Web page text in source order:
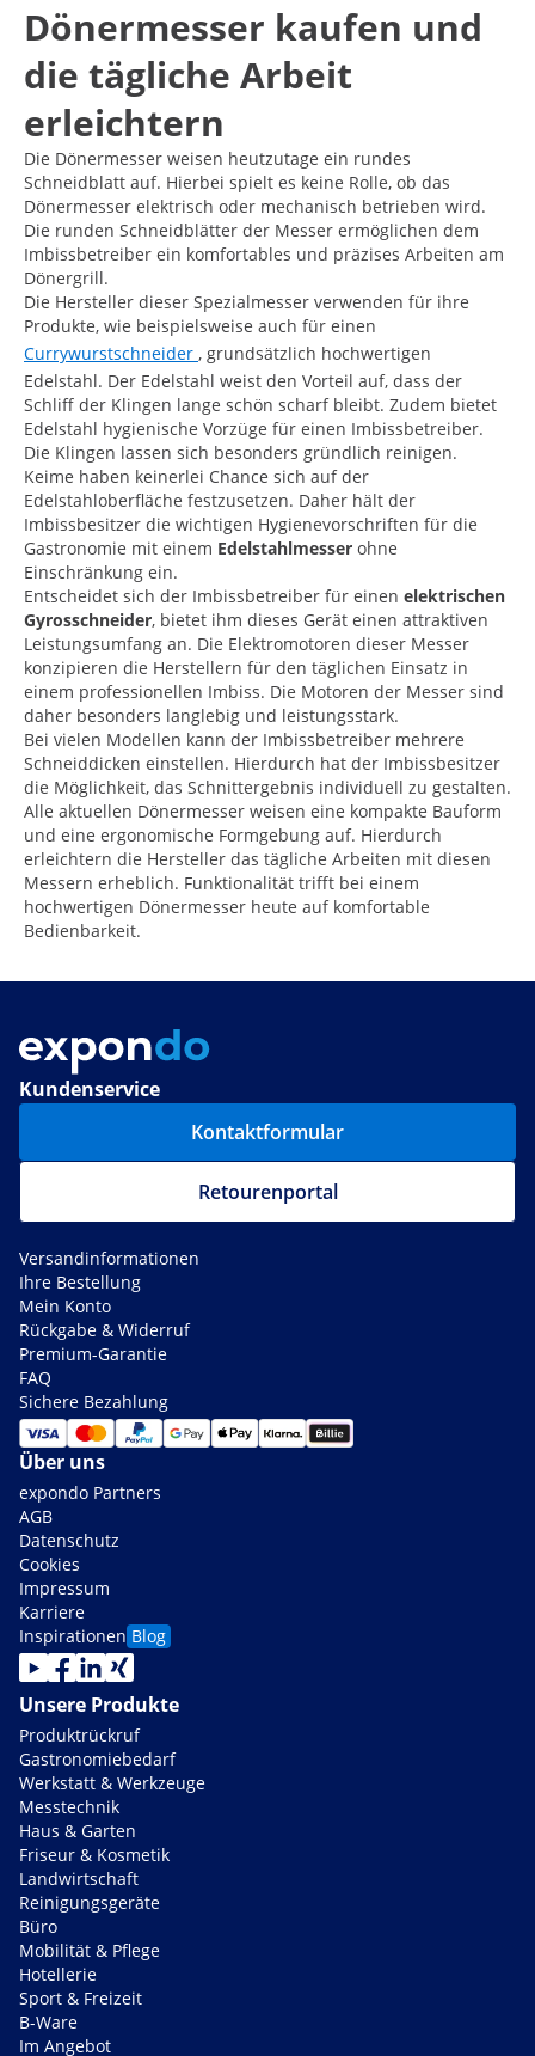
Dönermesser kaufen und
die tägliche Arbeit
erleichtern
Die Dönermesser weisen heutzutage ein rundes
Schneidblatt auf. Hierbei spielt es keine Rolle, ob das
Dönermesser elektrisch oder mechanisch betrieben wird.
Die runden Schneidblätter der Messer ermöglichen dem
Imbissbetreiber ein komfortables und präzises Arbeiten am
Dönergrill.
Die Hersteller dieser Spezialmesser verwenden für ihre
Produkte, wie beispielsweise auch für einen
Currywurstschneider , grundsätzlich hochwertigen
Edelstahl. Der Edelstahl weist den Vorteil auf, dass der
Schliff der Klingen lange schön scharf bleibt. Zudem bietet
Edelstahl hygienische Vorzüge für einen Imbissbetreiber.
Die Klingen lassen sich besonders gründlich reinigen.
Keime haben keinerlei Chance sich auf der
Edelstahloberfläche festzusetzen. Daher hält der
Imbissbesitzer die wichtigen Hygienevorschriften für die
Gastronomie mit einem Edelstahlmesser ohne
Einschränkung ein.
Entscheidet sich der Imbissbetreiber für einen elektrischen
Gyrosschneider, bietet ihm dieses Gerät einen attraktiven
Leistungsumfang an. Die Elektromotoren dieser Messer
konzipieren die Herstellern für den täglichen Einsatz in
einem professionellen Imbiss. Die Motoren der Messer sind
daher besonders langlebig und leistungsstark.
Bei vielen Modellen kann der Imbissbetreiber mehrere
Schneiddicken einstellen. Hierdurch hat der Imbissbesitzer
die Möglichkeit, das Schnittergebnis individuell zu gestalten.
Alle aktuellen Dönermesser weisen eine kompakte Bauform
und eine ergonomische Formgebung auf. Hierdurch
erleichtern die Hersteller das tägliche Arbeiten mit diesen
Messern erheblich. Funktionalität trifft bei einem
hochwertigen Dönermesser heute auf komfortable
Bedienbarkeit.
Kundenservice
Kontaktformular
Retourenportal
Versandinformationen
Ihre Bestellung
Mein Konto
Rückgabe & Widerruf
Premium-Garantie
FAQ
Sichere Bezahlung
Über uns
expondo Partners
AGB
Datenschutz
Cookies
Impressum
Karriere
Inspirationen Blog
Unsere Produkte
Produktrückruf
Gastronomiebedarf
Werkstatt & Werkzeuge
Messtechnik
Haus & Garten
Friseur & Kosmetik
Landwirtschaft
Reinigungsgeräte
Büro
Mobilität & Pflege
Hotellerie
Sport & Freizeit
B-Ware
Im Angebot